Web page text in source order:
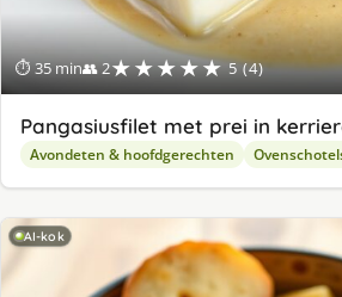
⏱ 35 min👥 2★★★★★ 5 (4)
Pangasiusfilet met prei in
Avondeten & hoofdgerechten
AI-kok